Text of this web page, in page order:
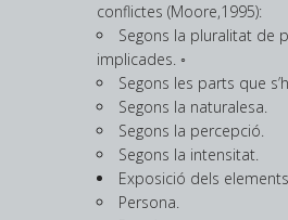
conflictes (Moore,1995):
Segons la pluralitat de
implicades. ◦
Segons les parts que
Segons la naturalesa.
Segons la percepció.
Segons la intensitat.
Exposició dels
Persona.